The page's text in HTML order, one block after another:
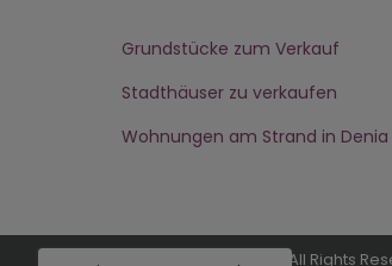
Grundstücke zum Verkauf
Stadthäuser zu verkaufen
Wohnungen am Strand in Denia
Inmodemar - All Rights